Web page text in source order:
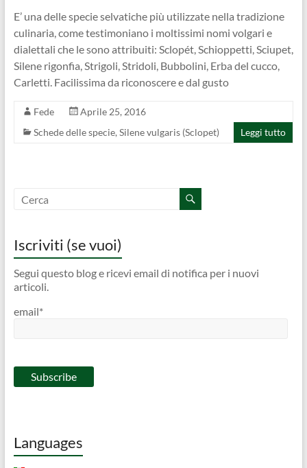
E’ una delle specie selvatiche più utilizzate nella tradizione
culinaria, come testimoniano i moltissimi nomi volgari e
dialettali che le sono attribuiti: Sclopét, Schioppetti, Sciupet,
Silene rigonfia, Strigoli, Stridoli, Bubbolini, Erba del cucco,
Carletti. Facilissima da riconoscere e dal gusto
Fede
Aprile 25, 2016
Schede delle specie, Silene vulgaris (Sclopet) Leggi tutto
Iscriviti (se vuoi)
Segui questo blog e ricevi email di notifica per i nuovi
articoli.
email*
Languages